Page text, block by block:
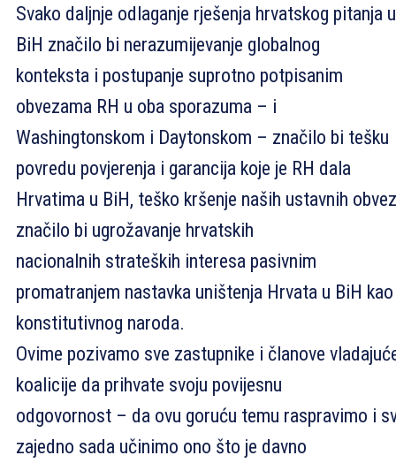
Svako daljnje odlaganje rješenja hrvatskog pitanja u
BiH značilo bi nerazumijevanje globalnog
konteksta i postupanje suprotno potpisanim
obvezama RH u oba sporazuma – i
Washingtonskom i Daytonskom – značilo bi tešku
povredu povjerenja i garancija koje je RH dala
Hrvatima u BiH, teško kršenje naših ustavnih
značilo bi ugrožavanje hrvatskih
nacionalnih strateških interesa pasivnim
promatranjem nastavka uništenja Hrvata u BiH kao
konstitutivnog naroda.
Ovime pozivamo sve zastupnike i članove
koalicije da prihvate svoju povijesnu
odgovornost – da ovu goruću temu raspravimo i
zajedno sada učinimo ono što je davno